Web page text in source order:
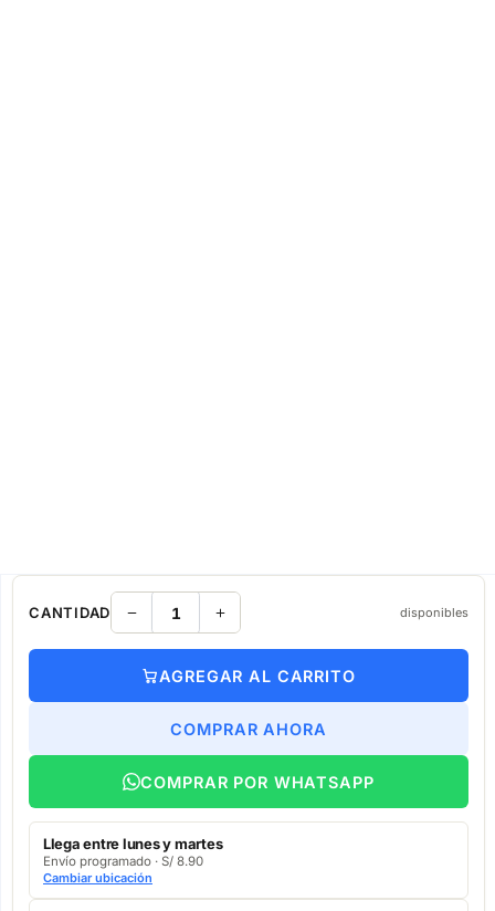
CANTIDAD disponibles
AGREGAR AL CARRITO
COMPRAR AHORA
COMPRAR POR WHATSAPP
Llega entre lunes y martes
Envío programado · S/ 8.90
Cambiar ubicación